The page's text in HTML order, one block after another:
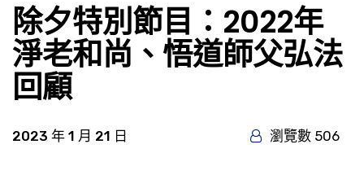
除夕特別節目：2022年
淨老和尚、悟道師父弘法
回顧
2023 年 1 月 21 日 瀏覽數 506